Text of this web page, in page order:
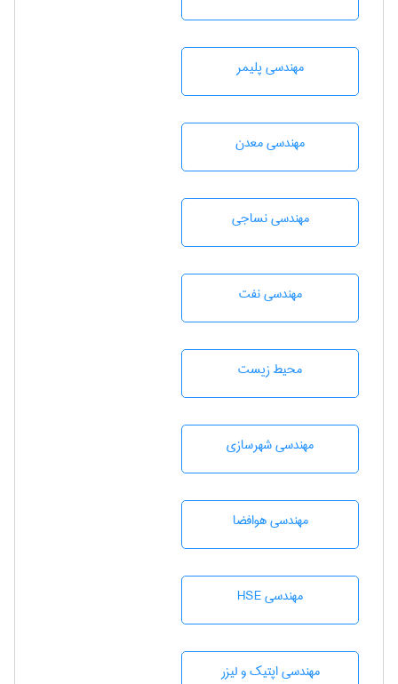
مهندسی پليمر
مهندسی معدن
مهندسي نساجی
مهندسی نفت
محيط زيست
مهندسی شهرسازی
مهندسی هوافضا
مهندسی HSE
مهندسی اپتیک و لیزر